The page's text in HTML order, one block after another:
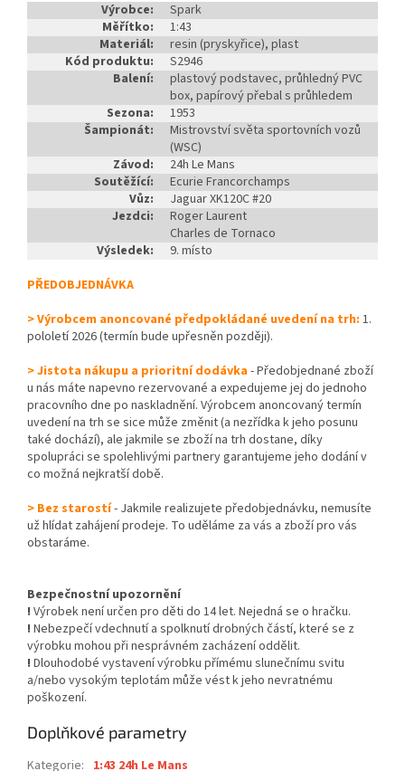
Výrobce:
Spark
Měřítko:
1:43
Materiál:
resin (pryskyřice), plast
Kód produktu:
S2946
Balení:
plastový podstavec, průhledný PVC
box, papírový přebal s průhledem
Sezona:
1953
Šampionát:
Mistrovství světa sportovních vozů
(WSC)
Závod:
24h Le Mans
Soutěžící:
Ecurie Francorchamps
Vůz:
Jaguar XK120C #20
Jezdci:
Roger Laurent
Charles de Tornaco
Výsledek:
9. místo
PŘEDOBJEDNÁVKA
> Výrobcem anoncované předpokládané uvedení na trh: 1.
pololetí 2026 (termín bude upřesněn později).
> Jistota nákupu a prioritní dodávka- Předobjednané zboží
u nás máte napevno rezervované a expedujeme jej do jednoho
pracovního dne po naskladnění. Výrobcem anoncovaný termín
uvedení na trh se sice může změnit (a nezřídka k jeho posunu
také dochází), ale jakmile se zboží na trh dostane, díky
spolupráci se spolehlivými partnery garantujeme jeho dodání v
co možná nejkratší době.
> Bez starostí- Jakmile realizujete předobjednávku, nemusíte
už hlídat zahájení prodeje. To uděláme za vás a zboží pro vás
obstaráme.
Bezpečnostní upozornění
! Výrobek není určen pro děti do 14 let. Nejedná se o hračku.
! Nebezpečí vdechnutí a spolknutí drobných částí, které se z
výrobku mohou při nesprávném zacházení oddělit.
! Dlouhodobé vystavení výrobku přímému slunečnímu svitu
a/nebo vysokým teplotám může vést k jeho nevratnému
poškození.
Doplňkové parametry
Kategorie: 1:43 24h Le Mans